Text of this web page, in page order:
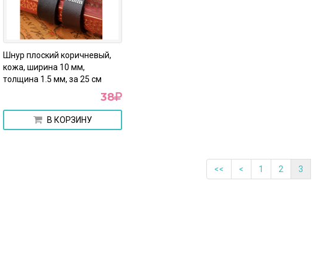
Шнур плоский коричневый,
кожа, ширина 10 мм,
толщина 1.5 мм, за 25 см
38
В КОРЗИНУ
<< < 1 2 3